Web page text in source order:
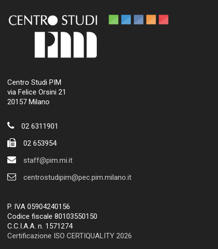
Centro Studi PIM
via Felice Orsini 21
20157 Milano
02 6311901
02 653954
staff@pim.mi.it
centrostudipim@pec.pim.milano.it
P. IVA 05904240156
Codice fiscale 80103550150
C.C.I.A.A. n. 1571274
Certificazione ISO CERTIQUALITY 2026